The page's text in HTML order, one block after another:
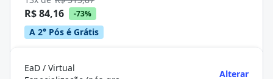
R$ 84,16 -73%
A 2° Pós é Grátis
EaD / Virtual
Alterar